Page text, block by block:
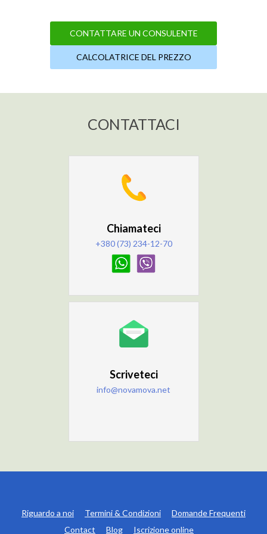
CONTATTARE UN CONSULENTE
CALCOLATRICE DEL PREZZO
CONTATTACI
Chiamateci
+380 (73) 234-12-70
Scriveteci
info@novamova.net
Riguardo a noi Termini & Condizioni
Domande Frequenti
Contact
Blog Iscrizione online